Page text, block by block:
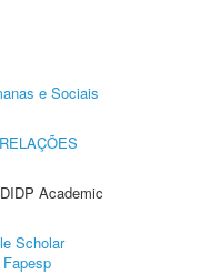
e Sociais
Academic
Scholar
Fapesp